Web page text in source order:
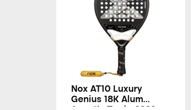
Nox AT10 Luxury
Genius 18K Alum